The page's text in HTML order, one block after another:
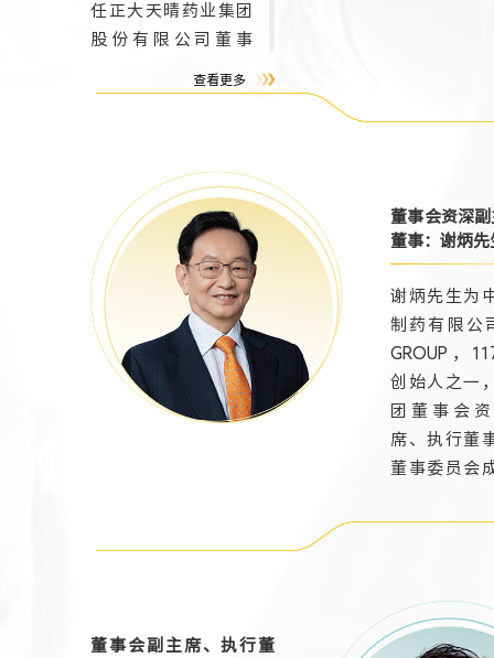
任正大天晴药业集团
股份有限公司董事
国生物制药有限公司
董事长。他拥有宾夕
法尼亚大学沃顿商学
院经济学系学士学位
及清华大学苏世民学
院管理学硕士学位，
中国药科大学社会与
管理药学博士在读，
荣获“全美华人十大
杰出青年”、“江苏
查看更多
董事会资深
董事：谢炳先
谢炳先生为
制药有限公
GROUP，
创始人之一
团董事会
席、执行董
董事委员会
投资及管理
晴制药有限
苏正大丰海
董事会副主席、执行董